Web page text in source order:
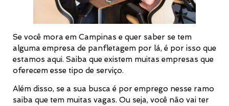
Se você mora em Campinas e quer saber se tem
alguma empresa de panfletagem por lá, é por isso que
estamos aqui. Saiba que existem muitas empresas que
oferecem esse tipo de serviço.
Além disso, se a sua busca é por emprego nesse ramo
saiba que tem muitas vagas. Ou seja, você não vai ter